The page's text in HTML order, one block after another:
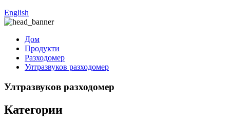
English
Дом
Продукти
Разходомер
Ултразвуков разходомер
Ултразвуков разходомер
Категории